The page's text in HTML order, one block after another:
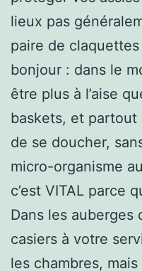
lieux pas
paire de
bonjour : dans le
être plus à l’aise
baskets, et
de se doucher,
micro-organisme
c’est VITAL parce
Dans les auberges
casiers à votre
les chambres,